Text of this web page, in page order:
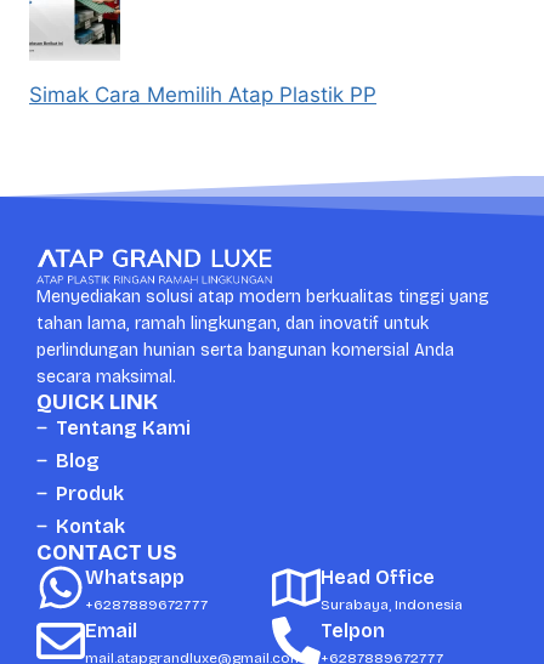
Simak Cara Memilih Atap Plastik PP
Menyediakan solusi atap modern berkualitas tinggi yang
tahan lama, ramah lingkungan, dan inovatif untuk
perlindungan hunian serta bangunan komersial Anda
secara maksimal.
QUICK LINK
Tentang Kami
Blog
Produk
Kontak
CONTACT US
Email
mail.atapgrandluxe@gmail.com
Whatsapp
+6287889672777
Telpon
+6287889672777
Head Office
Surabaya, Indonesia